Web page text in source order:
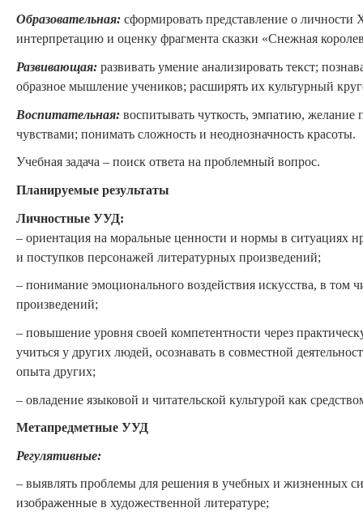
Образовательная: сформировать представление о личности
интерпретацию и оценку фрагмента сказки «Снежная
Развивающая: развивать умение анализировать текст;
образное мышление учеников; расширять их культурный
Воспитательная: воспитывать чуткость, эмпатию, желание
чувствами; понимать сложность и неоднозначность красоты.
Учебная задача – поиск ответа на проблемный вопрос.
Планируемые результаты
Личностные УУД:
– ориентация на моральные ценности и нормы в ситуациях
и поступков персонажей литературных произведений;
– понимание эмоционального воздействия искусства, в том
произведений;
– повышение уровня своей компетентности через
учиться у других людей, осознавать в совместной
опыта других;
– овладение языковой и читательской культурой как
Метапредметные УУД
Регулятивные:
– выявлять проблемы для решения в учебных и жизненных
изображенные в художественной литературе;